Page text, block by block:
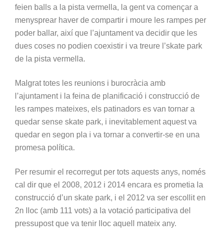
feien balls a la pista vermella, la gent va començar a
menysprear haver de compartir i moure les rampes per
poder ballar, així que l’ajuntament va decidir que les
dues coses no podien coexistir i va treure l’skate park
de la pista vermella.
Malgrat totes les reunions i burocràcia amb
l’ajuntament i la feina de planificació i construcció de
les rampes mateixes, els patinadors es van tornar a
quedar sense skate park, i inevitablement aquest va
quedar en segon pla i va tornar a convertir-se en una
promesa política.
Per resumir el recorregut per tots aquests anys, només
cal dir que el 2008, 2012 i 2014 encara es prometia la
construcció d’un skate park, i el 2012 va ser escollit en
2n lloc (amb 111 vots) a la votació participativa del
pressupost que va tenir lloc aquell mateix any.